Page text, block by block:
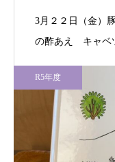
3月２２日（金）
の酢あえ キャベ
R5年度